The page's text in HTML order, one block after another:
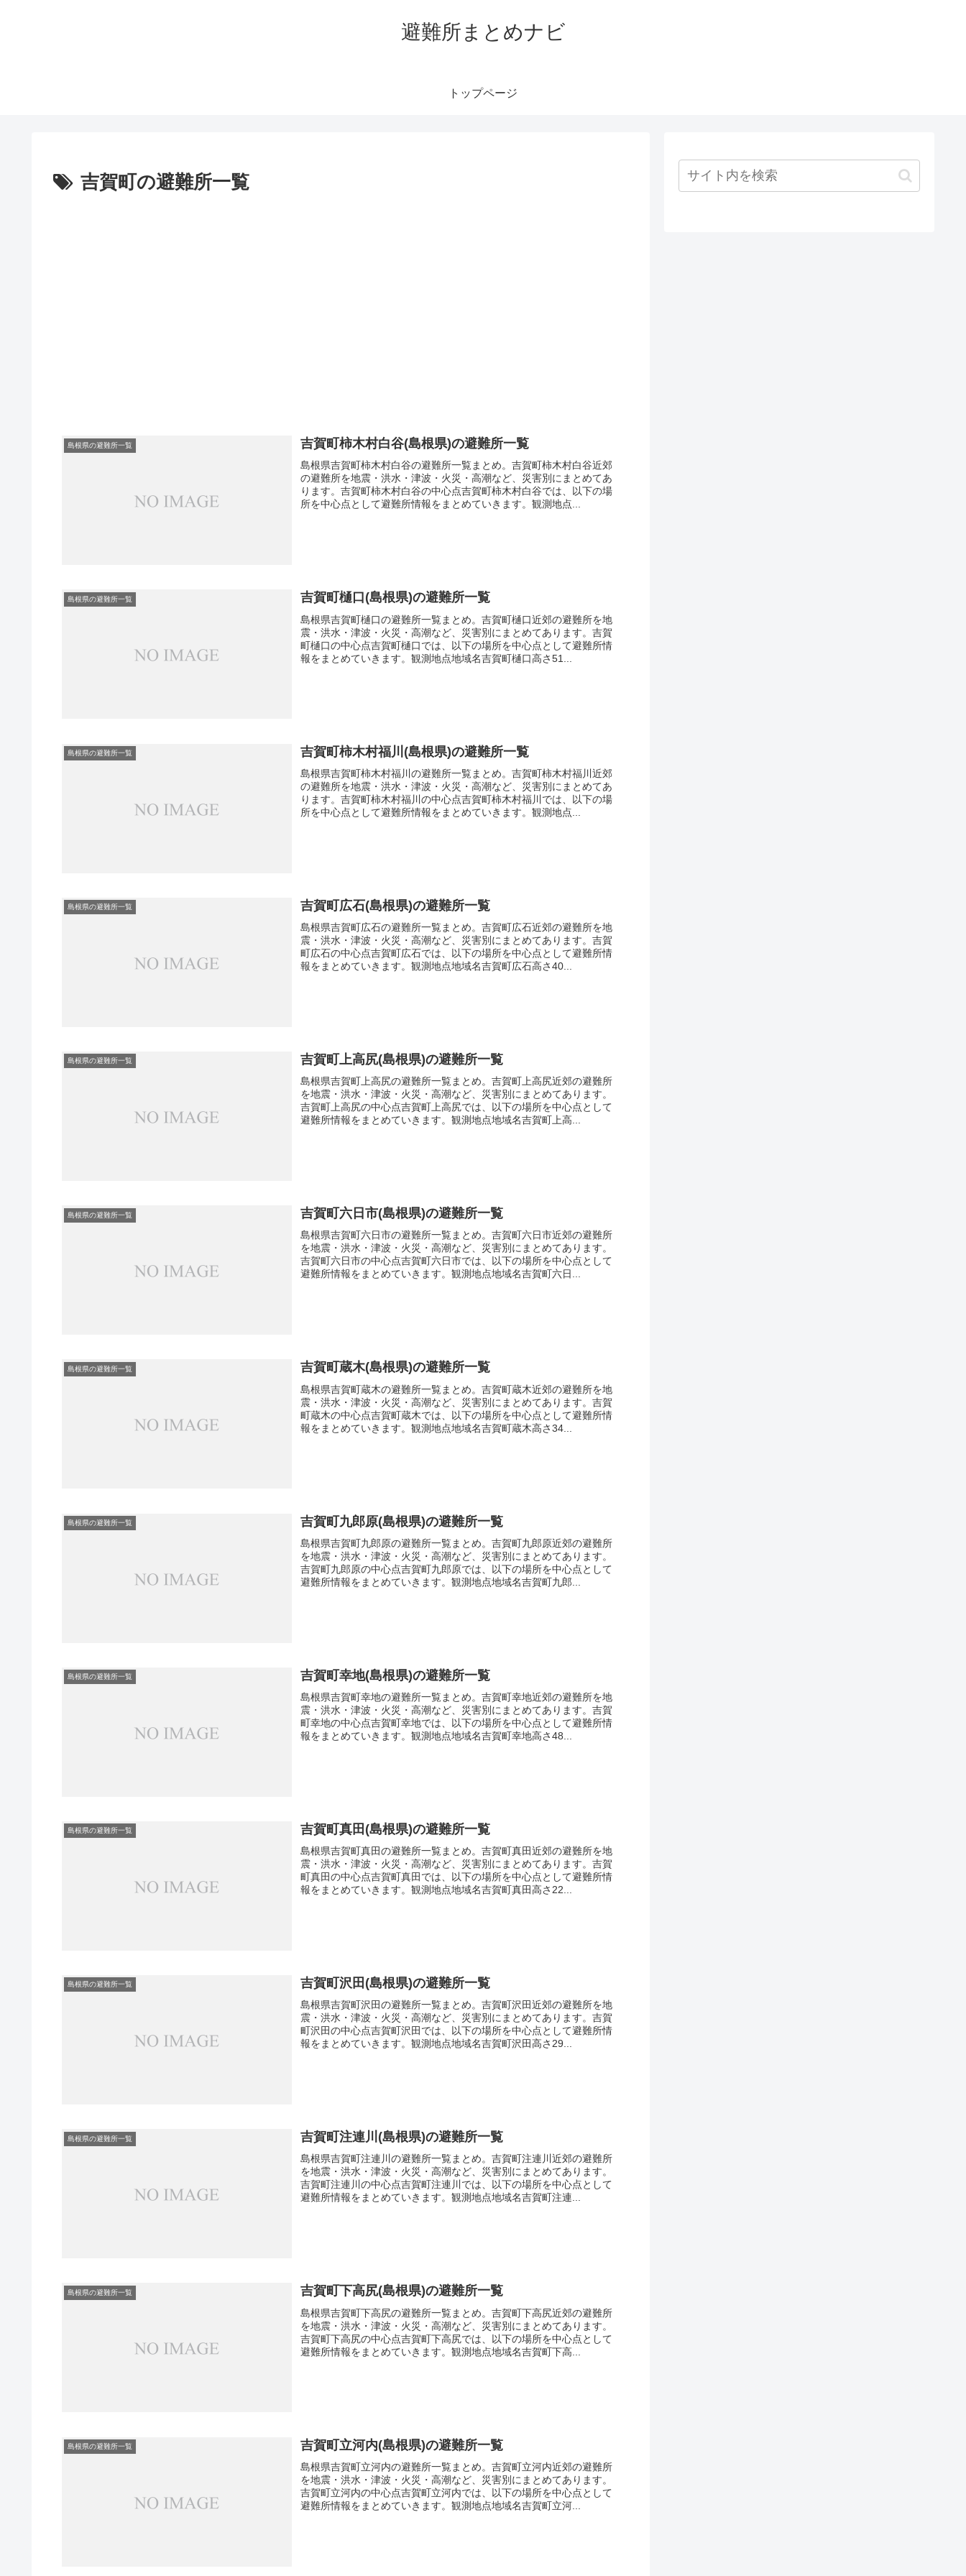
避難所まとめナビ
トップページ
吉賀町の避難所一覧
島根県の避難所一覧 吉賀町柿木村白谷(島根県)の避難所一覧
島根県吉賀町柿木村白谷の避難所一覧まとめ。吉賀町柿木村白谷近郊
の避難所を地震・洪水・津波・火災・高潮など、災害別にまとめてあ
ります。吉賀町柿木村白谷の中心点吉賀町柿木村白谷では、以下の場
所を中心点として避難所情報をまとめていきます。観測地点...
島根県の避難所一覧 吉賀町樋口(島根県)の避難所一覧
島根県吉賀町樋口の避難所一覧まとめ。吉賀町樋口近郊の避難所を地
震・洪水・津波・火災・高潮など、災害別にまとめてあります。吉賀
町樋口の中心点吉賀町樋口では、以下の場所を中心点として避難所情
報をまとめていきます。観測地点地域名吉賀町樋口高さ51...
島根県の避難所一覧 吉賀町柿木村福川(島根県)の避難所一覧
島根県吉賀町柿木村福川の避難所一覧まとめ。吉賀町柿木村福川近郊
の避難所を地震・洪水・津波・火災・高潮など、災害別にまとめてあ
ります。吉賀町柿木村福川の中心点吉賀町柿木村福川では、以下の場
所を中心点として避難所情報をまとめていきます。観測地点...
島根県の避難所一覧 吉賀町広石(島根県)の避難所一覧
島根県吉賀町広石の避難所一覧まとめ。吉賀町広石近郊の避難所を地
震・洪水・津波・火災・高潮など、災害別にまとめてあります。吉賀
町広石の中心点吉賀町広石では、以下の場所を中心点として避難所情
報をまとめていきます。観測地点地域名吉賀町広石高さ40...
島根県の避難所一覧 吉賀町上高尻(島根県)の避難所一覧
島根県吉賀町上高尻の避難所一覧まとめ。吉賀町上高尻近郊の避難所
を地震・洪水・津波・火災・高潮など、災害別にまとめてあります。
吉賀町上高尻の中心点吉賀町上高尻では、以下の場所を中心点として
避難所情報をまとめていきます。観測地点地域名吉賀町上高...
島根県の避難所一覧 吉賀町六日市(島根県)の避難所一覧
島根県吉賀町六日市の避難所一覧まとめ。吉賀町六日市近郊の避難所
を地震・洪水・津波・火災・高潮など、災害別にまとめてあります。
吉賀町六日市の中心点吉賀町六日市では、以下の場所を中心点として
避難所情報をまとめていきます。観測地点地域名吉賀町六日...
島根県の避難所一覧 吉賀町蔵木(島根県)の避難所一覧
島根県吉賀町蔵木の避難所一覧まとめ。吉賀町蔵木近郊の避難所を地
震・洪水・津波・火災・高潮など、災害別にまとめてあります。吉賀
町蔵木の中心点吉賀町蔵木では、以下の場所を中心点として避難所情
報をまとめていきます。観測地点地域名吉賀町蔵木高さ34...
島根県の避難所一覧 吉賀町九郎原(島根県)の避難所一覧
島根県吉賀町九郎原の避難所一覧まとめ。吉賀町九郎原近郊の避難所
を地震・洪水・津波・火災・高潮など、災害別にまとめてあります。
吉賀町九郎原の中心点吉賀町九郎原では、以下の場所を中心点として
避難所情報をまとめていきます。観測地点地域名吉賀町九郎...
島根県の避難所一覧 吉賀町幸地(島根県)の避難所一覧
島根県吉賀町幸地の避難所一覧まとめ。吉賀町幸地近郊の避難所を地
震・洪水・津波・火災・高潮など、災害別にまとめてあります。吉賀
町幸地の中心点吉賀町幸地では、以下の場所を中心点として避難所情
報をまとめていきます。観測地点地域名吉賀町幸地高さ48...
島根県の避難所一覧 吉賀町真田(島根県)の避難所一覧
島根県吉賀町真田の避難所一覧まとめ。吉賀町真田近郊の避難所を地
震・洪水・津波・火災・高潮など、災害別にまとめてあります。吉賀
町真田の中心点吉賀町真田では、以下の場所を中心点として避難所情
報をまとめていきます。観測地点地域名吉賀町真田高さ22...
島根県の避難所一覧 吉賀町沢田(島根県)の避難所一覧
島根県吉賀町沢田の避難所一覧まとめ。吉賀町沢田近郊の避難所を地
震・洪水・津波・火災・高潮など、災害別にまとめてあります。吉賀
町沢田の中心点吉賀町沢田では、以下の場所を中心点として避難所情
報をまとめていきます。観測地点地域名吉賀町沢田高さ29...
島根県の避難所一覧 吉賀町注連川(島根県)の避難所一覧
島根県吉賀町注連川の避難所一覧まとめ。吉賀町注連川近郊の避難所
を地震・洪水・津波・火災・高潮など、災害別にまとめてあります。
吉賀町注連川の中心点吉賀町注連川では、以下の場所を中心点として
避難所情報をまとめていきます。観測地点地域名吉賀町注連...
島根県の避難所一覧 吉賀町下高尻(島根県)の避難所一覧
島根県吉賀町下高尻の避難所一覧まとめ。吉賀町下高尻近郊の避難所
を地震・洪水・津波・火災・高潮など、災害別にまとめてあります。
吉賀町下高尻の中心点吉賀町下高尻では、以下の場所を中心点として
避難所情報をまとめていきます。観測地点地域名吉賀町下高...
島根県の避難所一覧 吉賀町立河内(島根県)の避難所一覧
島根県吉賀町立河内の避難所一覧まとめ。吉賀町立河内近郊の避難所
を地震・洪水・津波・火災・高潮など、災害別にまとめてあります。
吉賀町立河内の中心点吉賀町立河内では、以下の場所を中心点として
避難所情報をまとめていきます。観測地点地域名吉賀町立河...